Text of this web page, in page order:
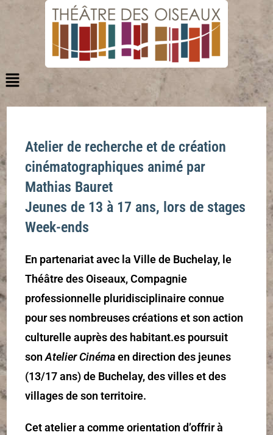
Atelier de recherche et de création
cinématographiques animé par
Mathias Bauret
Jeunes de 13 à 17 ans, lors de stages
Week-ends
En partenariat avec la Ville de Buchelay, le
Théâtre des Oiseaux, Compagnie
professionnelle pluridisciplinaire connue
pour ses nombreuses créations et son action
culturelle auprès des habitant.es poursuit
sonAtelier Cinémaen direction des jeunes
(13/17 ans) de Buchelay, des villes et des
villages de son territoire.
Cet atelier a comme orientation d’offrir à